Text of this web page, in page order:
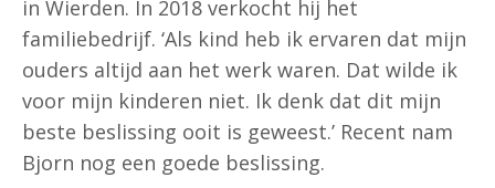
in Wierden. In 2018 verkocht hij het
familiebedrijf. ‘Als kind heb ik ervaren dat mijn
ouders altijd aan het werk waren. Dat wilde ik
voor mijn kinderen niet. Ik denk dat dit mijn
beste beslissing ooit is geweest.’ Recent nam
Bjorn nog een goede beslissing.